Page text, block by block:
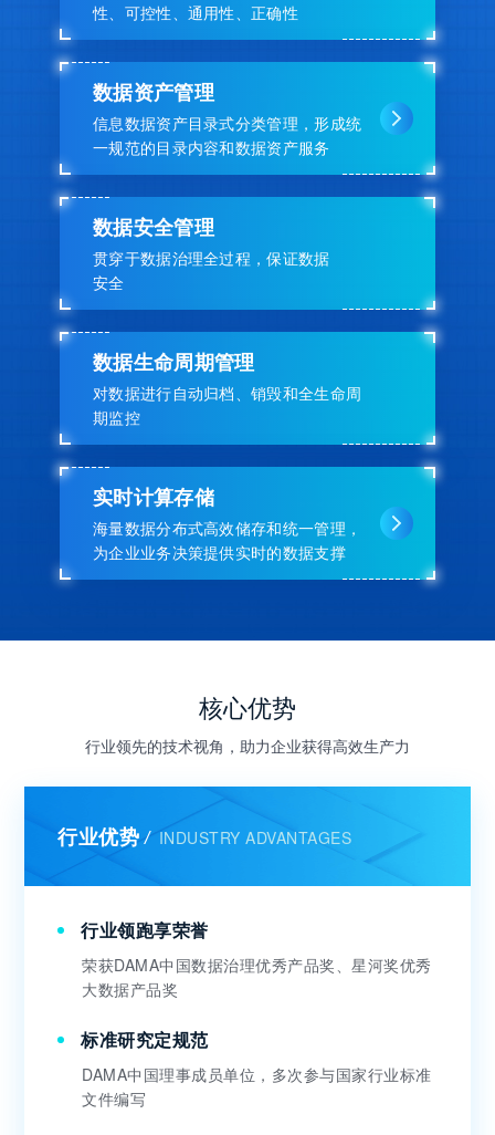
性、可控性、通用性、正确性
数据资产管理
信息数据资产目录式分类管理，形成统
一规范的目录内容和数据资产服务
数据安全管理
贯穿于数据治理全过程，保证数据
安全
数据生命周期管理
对数据进行自动归档、销毁和全生命周
期监控
实时计算存储
海量数据分布式高效储存和统一管理，
为企业业务决策提供实时的数据支撑
核心优势
行业领先的技术视角，助力企业获得高效生产力
行业优势 / INDUSTRY ADVANTAGES
行业领跑享荣誉
荣获DAMA中国数据治理优秀产品奖、星河奖优秀
大数据产品奖
标准研究定规范
DAMA中国理事成员单位，多次参与国家行业标准
文件编写